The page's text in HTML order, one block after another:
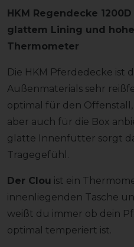
HKM Regendecke
glattem Lining und
Thermometer
Die HKM Pferdedecke ist
Außenmaterials sehr
optimal für den
aber auch für die Box
glatte Innenfutter sorgt
Tragegefühl.
Der Clou ist ein
innenliegenden Tasche
weißt du immer ob dein
optimal temperiert ist.